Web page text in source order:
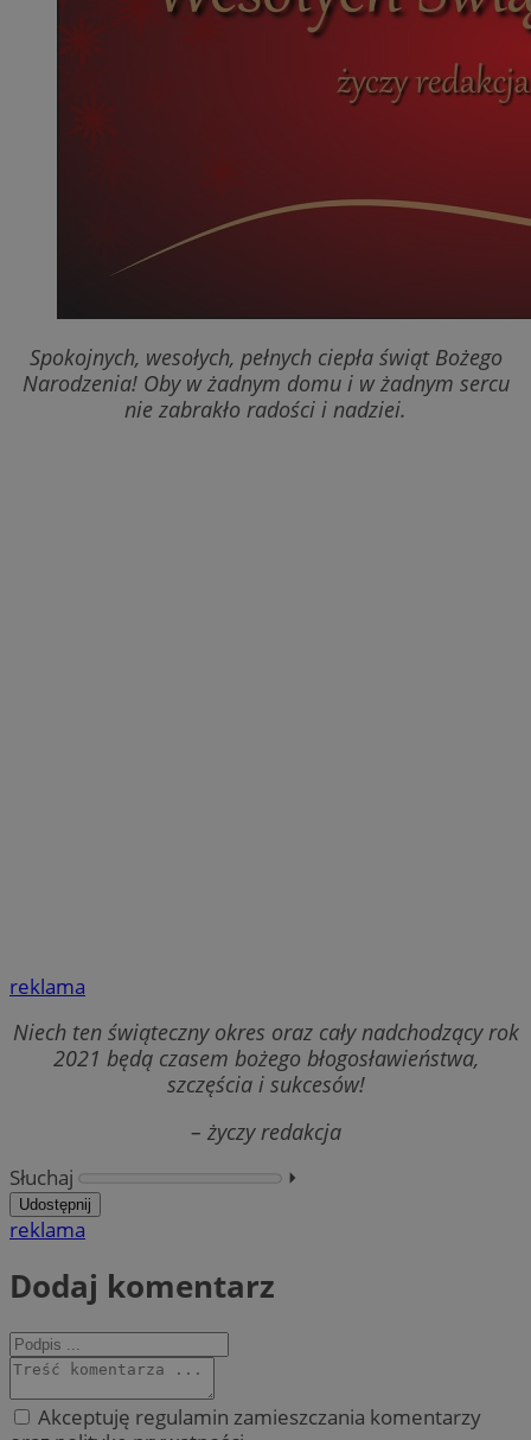
Spokojnych, wesołych, pełnych ciepła świąt Bożego
Narodzenia! Oby w żadnym domu i w żadnym sercu
nie zabrakło radości i nadziei.
reklama
Niech ten świąteczny okres oraz cały nadchodzący rok
2021 będą czasem bożego błogosławieństwa,
szczęścia i sukcesów!
– życzy redakcja
Słuchaj ⏵︎
Udostępnij
reklama
Dodaj komentarz
Akceptuję regulamin zamieszczania komentarzy